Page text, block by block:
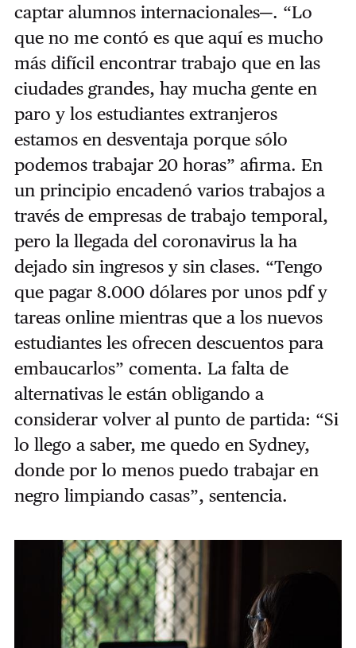
captar alumnos internacionales─. “Lo
que no me contó es que aquí es mucho
más difícil encontrar trabajo que en las
ciudades grandes, hay mucha gente en
paro y los estudiantes extranjeros
estamos en desventaja porque sólo
podemos trabajar 20 horas” afirma. En
un principio encadenó varios trabajos a
través de empresas de trabajo temporal,
pero la llegada del coronavirus la ha
dejado sin ingresos y sin clases. “Tengo
que pagar 8.000 dólares por unos pdf y
tareas online mientras que a los nuevos
estudiantes les ofrecen descuentos para
embaucarlos” comenta. La falta de
alternativas le están obligando a
considerar volver al punto de partida: “Si
lo llego a saber, me quedo en Sydney,
donde por lo menos puedo trabajar en
negro limpiando casas”, sentencia.